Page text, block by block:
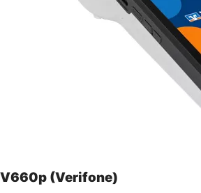
V660p (Verifone)